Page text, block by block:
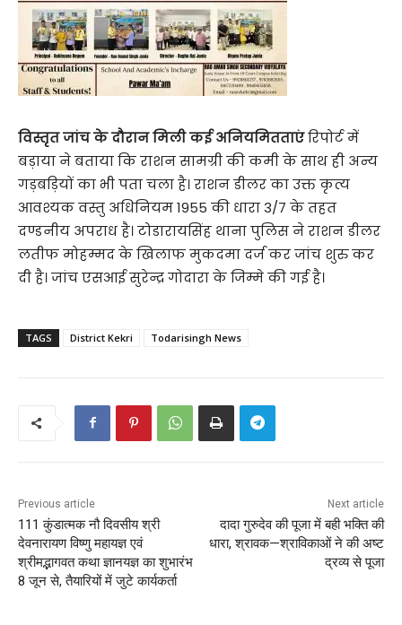
विस्तृत जांच के दौरान मिली कई अनियमितताएंरिपोर्ट में
बड़ाया ने बताया कि राशन सामग्री की कमी के साथ ही अन्य
गड़बड़ियों का भी पता चला है। राशन डीलर का उक्त कृत्य
आवश्यक वस्तु अधिनियम 1955 की धारा 3/7 के तहत
दण्डनीय अपराध है। टोडारायसिंह थाना पुलिस ने राशन डीलर
लतीफ मोहम्मद के खिलाफ मुकदमा दर्ज कर जांच शुरु कर
दी है। जांच एसआई सुरेन्द्र गोदारा के जिम्मे की गई है।
TAGS District Kekri Todarisingh News
Previous article
111 कुंडात्मक नौ दिवसीय श्री
देवनारायण विष्णु महायज्ञ एवं
श्रीमद्भागवत कथा ज्ञानयज्ञ का शुभारंभ
8 जून से, तैयारियों में जुटे कार्यकर्ता
Next article
दादा गुरुदेव की पूजा में बही भक्ति की
धारा, श्रावक—श्राविकाओं ने की अष्ट
द्रव्य से पूजा